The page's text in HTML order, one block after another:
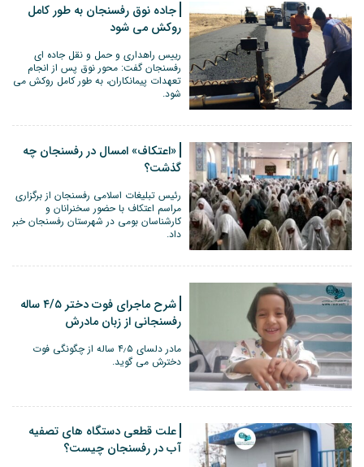
جاده نوق رفسنجان به طور کامل
روکش می شود
رییس راهداری و حمل و نقل جاده ای
رفسنجان گفت: محور نوق پس از انجام
تعهدات پیمانکاران، به طور کامل روکش می
شود.
«اعتکاف» امسال در رفسنجان چه
گذشت؟
رئیس تبلیغات اسلامی رفسنجان از برگزاری
مراسم اعتکاف با حضور سخنرانان و
کارشناسان بومی در شهرستان رفسنجان خبر
داد.
شرح ماجرای فوت دختر ۴/۵ ساله
رفسنجانی از زبان مادرش
مادر دلسای ۴٫۵ ساله از چگونگی فوت
دخترش می گوید.
علت قطعی دستگاه های تصفیه
آب در رفسنجان چیست؟